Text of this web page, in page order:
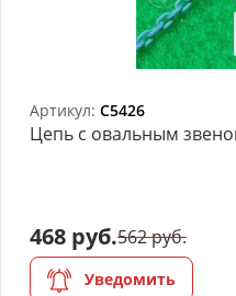
Артикул: C5426
Цепь с овальным
468 руб.562 руб.
Уведомить